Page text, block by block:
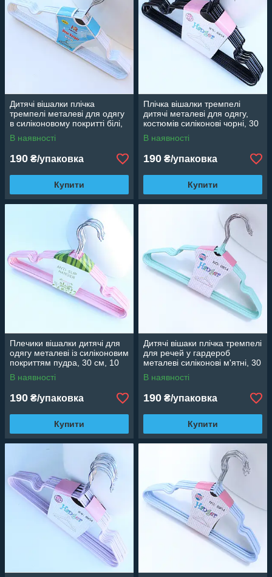
Дитячі вішалки плічка
тремпелі металеві для одягу
в силіконовому покритті білі,
30 см, 10 шт
В наявності
190 ₴/упаковка
Купити
Плічка вішалки тремпелі
дитячі металеві для одягу,
костюмів силіконові чорні, 30
см, 10 шт.
В наявності
190 ₴/упаковка
Купити
Плечики вішалки дитячі для
одягу металеві із силіконовим
покриттям пудра, 30 см, 10
шт.
В наявності
190 ₴/упаковка
Купити
Дитячі вішаки плічка тремпелі
для речей у гардероб
металеві силіконові м'ятні, 30
см, 10 шт.
В наявності
190 ₴/упаковка
Купити